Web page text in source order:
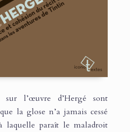
sur l’œuvre d’Hergé sont
la glose n’a jamais cessé
laquelle paraît le maladroit